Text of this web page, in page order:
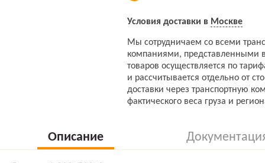
Условия доставки в Москве
Мы сотрудничаем со всеми
компаниями, представленными
товаров осуществляется по
и рассчитывается отдельно от
доставки через транспортную
фактического веса груза и
Описание